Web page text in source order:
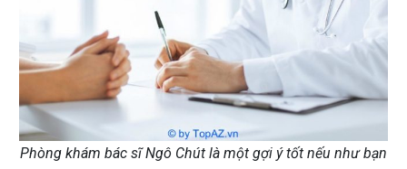
Phòng khám bác sĩ Ngô Chút là một gợi ý tốt nếu như bạn